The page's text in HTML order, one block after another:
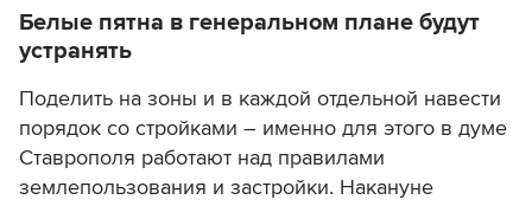
Белые пятна в генеральном плане будут
устранять
Поделить на зоны и в каждой отдельной навести
порядок со стройками – именно для этого в думе
Ставрополя работают над правилами
землепользования и застройки. Накануне